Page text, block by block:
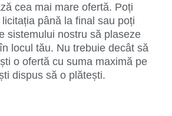
cea mai mare ofertă. Poți
licitația până la final sau poți
sistemului nostru să plaseze
locul tău. Nu trebuie decât să
o ofertă cu suma maximă pe
dispus să o plătești.